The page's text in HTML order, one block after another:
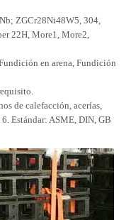
ZGCr28Ni48W5, 304,
22H, More1, More2,
en arena, Fundición
de calefacción, acerías,
Estándar: ASME, DIN, GB